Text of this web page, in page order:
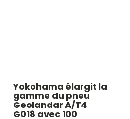
Yokohama élargit la
gamme du pneu
Geolandar A/T4
G018 avec 100